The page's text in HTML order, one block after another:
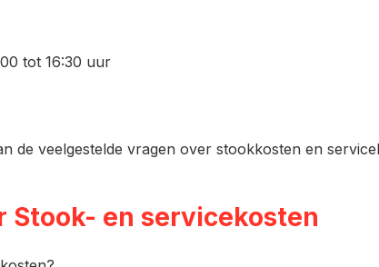
tot 16:30 uur
de veelgestelde vragen over stookkosten en
Stook- en servicekosten